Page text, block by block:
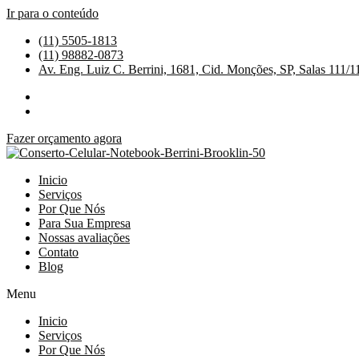
Ir para o conteúdo
(11) 5505-1813
(11) 98882-0873
Av. Eng. Luiz C. Berrini, 1681, Cid. Monções, SP, Salas 111/
Fazer orçamento agora
Inicio
Serviços
Por Que Nós
Para Sua Empresa
Nossas avaliações
Contato
Blog
Menu
Inicio
Serviços
Por Que Nós